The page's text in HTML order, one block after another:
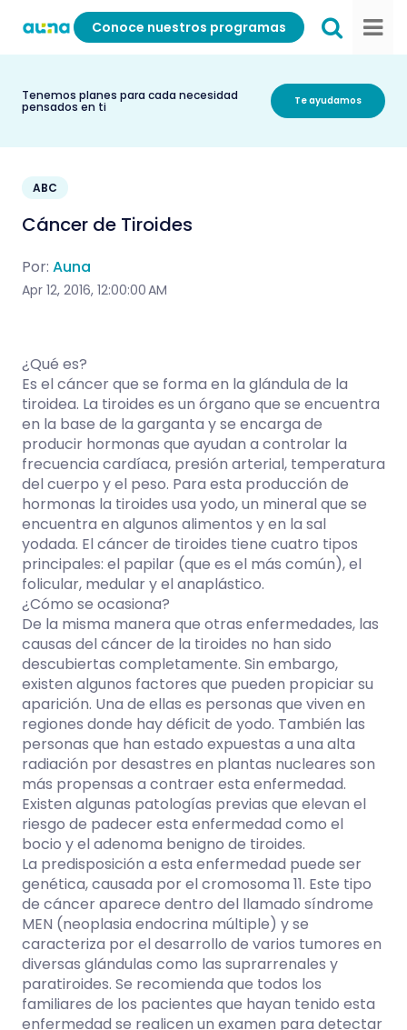
Conoce nuestros programas
Tenemos planes para cada necesidad
pensados en ti Te ayudamos
ABC
Cáncer de Tiroides
Por: Auna
Apr 12, 2016, 12:00:00 AM
¿Qué es?
Es el cáncer que se forma en la glándula de la
tiroidea. La tiroides es un órgano que se encuentra
en la base de la garganta y se encarga de
producir hormonas que ayudan a controlar la
frecuencia cardíaca, presión arterial, temperatura
del cuerpo y el peso. Para esta producción de
hormonas la tiroides usa yodo, un mineral que se
encuentra en algunos alimentos y en la sal
yodada. El cáncer de tiroides tiene cuatro tipos
principales: el papilar (que es el más común), el
folicular, medular y el anaplástico.
¿Cómo se ocasiona?
De la misma manera que otras enfermedades, las
causas del cáncer de la tiroides no han sido
descubiertas completamente. Sin embargo,
existen algunos factores que pueden propiciar su
aparición. Una de ellas es personas que viven en
regiones donde hay déficit de yodo. También las
personas que han estado expuestas a una alta
radiación por desastres en plantas nucleares son
más propensas a contraer esta enfermedad.
Existen algunas patologías previas que elevan el
riesgo de padecer esta enfermedad como el
bocio y el adenoma benigno de tiroides.
La predisposición a esta enfermedad puede ser
genética, causada por el cromosoma 11. Este tipo
de cáncer aparece dentro del llamado síndrome
MEN (neoplasia endocrina múltiple) y se
caracteriza por el desarrollo de varios tumores en
diversas glándulas como las suprarrenales y
paratiroides. Se recomienda que todos los
familiares de los pacientes que hayan tenido esta
enfermedad se realicen un examen para detectar